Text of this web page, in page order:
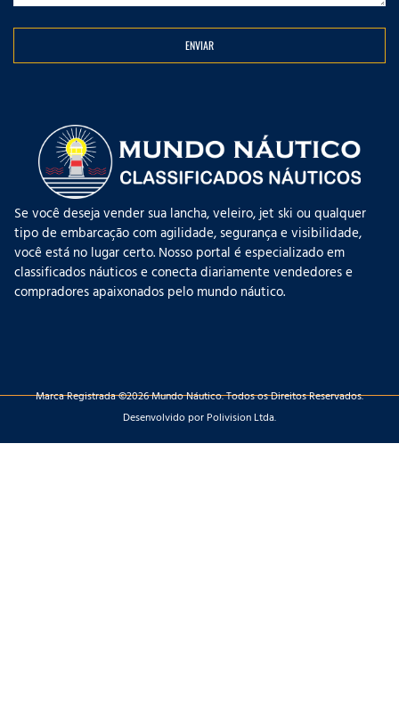
ENVIAR
Se você deseja vender sua lancha, veleiro, jet ski ou qualquer
tipo de embarcação com agilidade, segurança e visibilidade,
você está no lugar certo. Nosso portal é especializado em
classificados náuticos e conecta diariamente vendedores e
compradores apaixonados pelo mundo náutico.
Marca Registrada ©2026 Mundo Náutico. Todos os Direitos Reservados.
Desenvolvido por Polivision Ltda.